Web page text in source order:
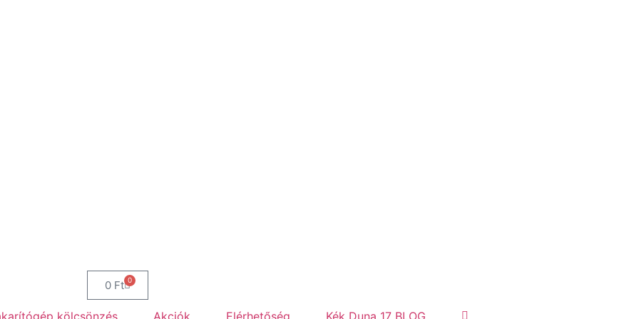
0 Ft 0
kölcsönzés Akciók Elérhetőség Kék Duna 17 BLOG